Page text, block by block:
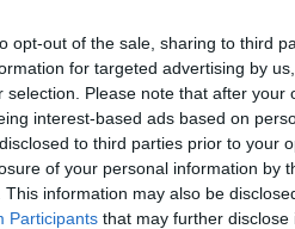
opt-out of the sale, sharing to third
for targeted advertising by
selection. Please note that after
interest-based ads based on
to third parties prior to your
of your personal information by
This information may also be
Participants that may further disclose
hat, liegt auch an
Teams trägt es
eine Figur im Zentrum,